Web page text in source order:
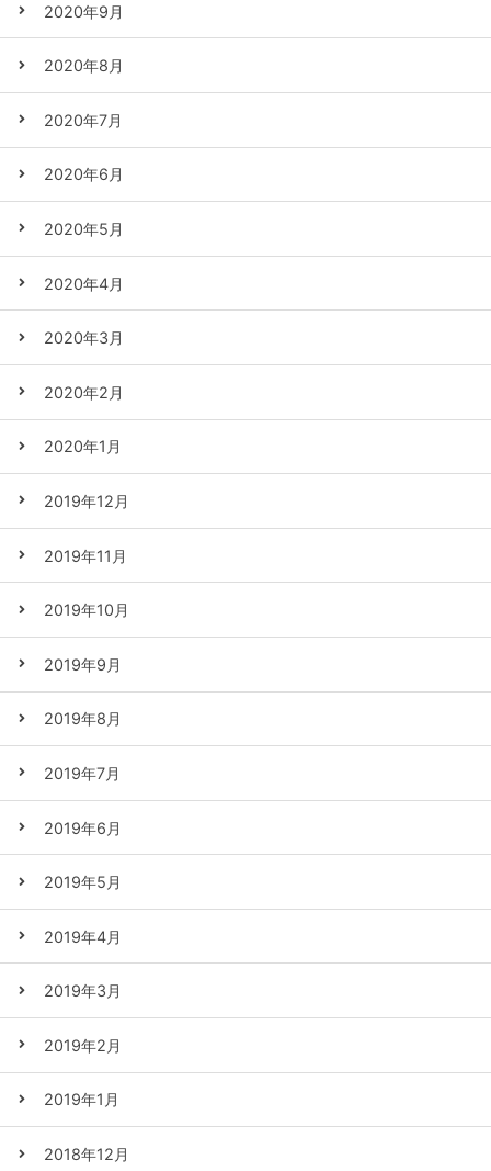
2020年9月
2020年8月
2020年7月
2020年6月
2020年5月
2020年4月
2020年3月
2020年2月
2020年1月
2019年12月
2019年11月
2019年10月
2019年9月
2019年8月
2019年7月
2019年6月
2019年5月
2019年4月
2019年3月
2019年2月
2019年1月
2018年12月